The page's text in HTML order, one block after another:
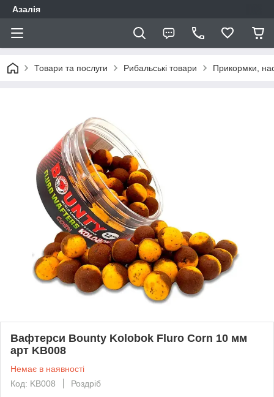
Азалія
Товари та послуги Рибальські товари Прикормки,
Вафтерси Bounty Kolobok Fluro Corn 10 мм
арт KB008
Немає в наявності
Код: KB008
Роздріб